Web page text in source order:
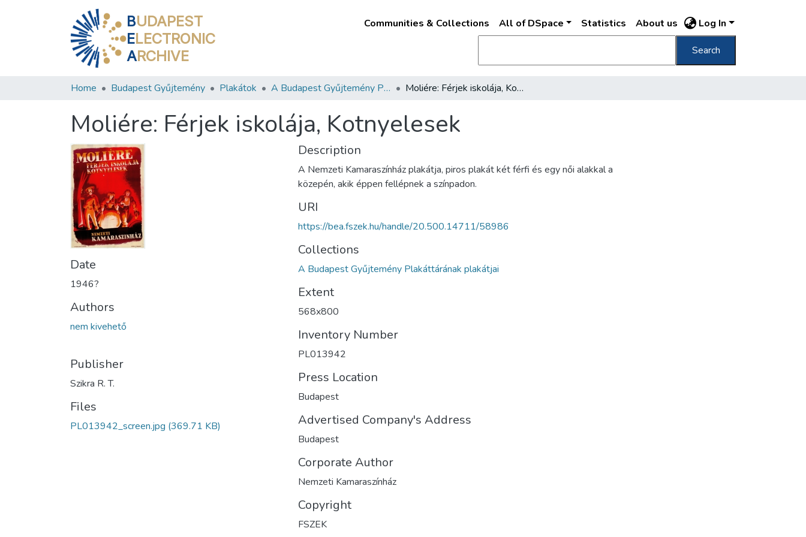
BUDAPEST
ELECTRONIC
ARCHIVE
Communities & Collections All of DSpace Statistics About us Log In
Search
Home Budapest Gyűjtemény Plakátok A Budapest Gyűjtemény Plakáttárának plakátjai Moliére: Férjek iskolája, Kotnyelesek
Moliére: Férjek iskolája, Kotnyelesek
Date
1946?
Authors
nem kivehető
Publisher
Szikra R. T.
Files
PL013942_screen.jpg (369.71 KB)
Description
A Nemzeti Kamaraszínház plakátja, piros plakát két férfi és egy női alakkal a
közepén, akik éppen fellépnek a színpadon.
URI
https://bea.fszek.hu/handle/20.500.14711/58986
Collections
A Budapest Gyűjtemény Plakáttárának plakátjai
Extent
568x800
Inventory Number
PL013942
Press Location
Budapest
Advertised Company's Address
Budapest
Corporate Author
Nemzeti Kamaraszínház
Copyright
FSZEK